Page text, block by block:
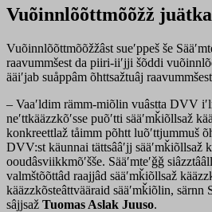
Vuõinnlõõttmõõžž
Vuõinnlõõttmõõžžâst sueʹppeš še
raavummšest da piiri-iiʹjji šõddi
ääiʹjab suåppâm õhttsažtuâj
– Vaaʹldim rämm-miõlin vuâstta DVV
neʹttkääzzkõʹsse puõʹtti sääʹmǩiõllsaž
konkreettlaž tåimm põhtt luõʹttjummuš
DVV:st käunnai tättsââʹjj sääʹmǩiõllsaž
ooudâsviikkmõʹšše. Sääʹmteʹǧǧ
valmštõõttâd raajjâd sääʹmǩiõllsaž
kääzzkõsteâttvääraid sääʹmǩiõlin, särnn
sâjjsaž Tuomas Aslak Juuso.